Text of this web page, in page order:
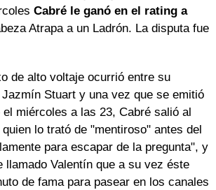
Cabré le ganó en el rating a
Atrapa a un Ladrón. La disputa fue
de alto voltaje ocurrió entre su
Stuart y una vez que se emitió
miércoles a las 23, Cabré salió al
lo trató de "mentiroso" antes del
para escapar de la pregunta", y
llamado Valentín que a su vez éste
de fama para pasear en los canales